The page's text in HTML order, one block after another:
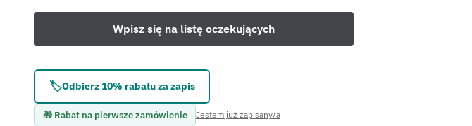
🏷️Odbierz 10% rabatu za zapis
🎁 Rabat na pierwsze zamówienie Jestem już zapisany/a